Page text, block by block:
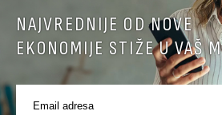
NAJVREDNIJE OD NOVE
EKONOMIJE STIŽE U VAŠ